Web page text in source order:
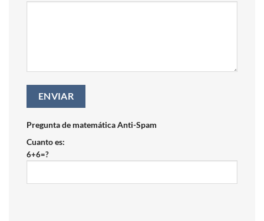
Pregunta de matemática Anti-Spam
Cuanto es:
6+6=?